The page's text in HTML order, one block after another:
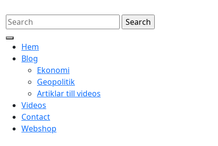
Skip
to
content
Search
for:
Open
Button
Hem
Blog
Ekonomi
Geopolitik
Artiklar till videos
Videos
Contact
Webshop